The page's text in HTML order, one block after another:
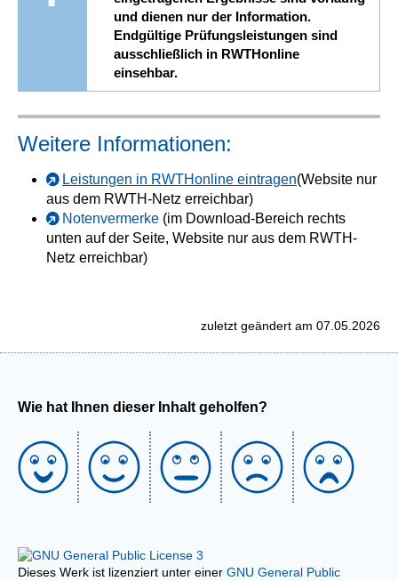
und dienen nur der Information.
Endgültige Prüfungsleistungen sind
ausschließlich in RWTHonline
einsehbar.
Weitere Informationen:
Leistungen in RWTHonline eintragen(Website nur
aus dem RWTH-Netz erreichbar)
Notenvermerke (im Download-Bereich rechts
unten auf der Seite, Website nur aus dem RWTH-
Netz erreichbar)
zuletzt geändert am 07.05.2026
Wie hat Ihnen dieser Inhalt geholfen?
Dieses Werk ist lizenziert unter einer GNU General Public